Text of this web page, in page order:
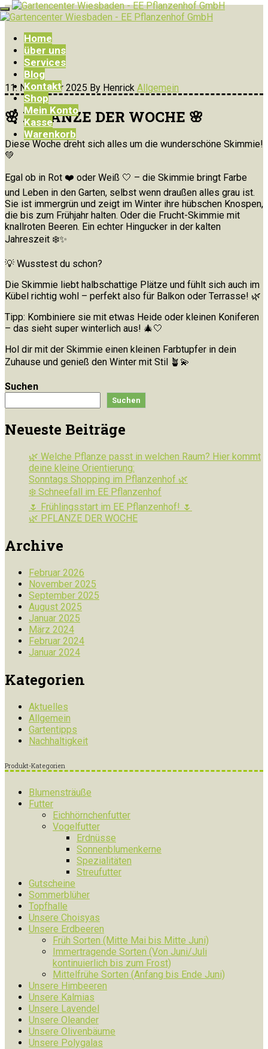
Home
über uns
Services
Blog
Kontakt
Shop
Mein Konto
Kasse
Warenkorb
11. November 2025 By Henrick Allgemein
🌸 PFLANZE DER WOCHE 🌸
Diese Woche dreht sich alles um die wunderschöne Skimmie!
💚
Egal ob in Rot ❤️ oder Weiß 🤍 – die Skimmie bringt Farbe
und Leben in den Garten, selbst wenn draußen alles grau ist.
Sie ist immergrün und zeigt im Winter ihre hübschen Knospen,
die bis zum Frühjahr halten. Oder die Frucht-Skimmie mit
knallroten Beeren. Ein echter Hingucker in der kalten
Jahreszeit ❄️✨
💡 Wusstest du schon?
Die Skimmie liebt halbschattige Plätze und fühlt sich auch im
Kübel richtig wohl – perfekt also für Balkon oder Terrasse! 🌿
Tipp: Kombiniere sie mit etwas Heide oder kleinen Koniferen
– das sieht super winterlich aus! 🎄🤍
Hol dir mit der Skimmie einen kleinen Farbtupfer in dein
Zuhause und genieß den Winter mit Stil 🪴💫
Suchen
Suchen
Neueste Beiträge
🌿 Welche Pflanze passt in welchen Raum? Hier kommt
deine kleine Orientierung:
Sonntags Shopping im Pflanzenhof 🌿
❄️ Schneefall im EE Pflanzenhof
🌷 Frühlingsstart im EE Pflanzenhof! 🌷
🌿 PFLANZE DER WOCHE
Archive
Februar 2026
November 2025
September 2025
August 2025
Januar 2025
März 2024
Februar 2024
Januar 2024
Kategorien
Aktuelles
Allgemein
Gartentipps
Nachhaltigkeit
Produkt-Kategorien
Blumensträuße
Futter
Eichhörnchenfutter
Vogelfutter
Erdnüsse
Sonnenblumenkerne
Spezialitäten
Streufutter
Gutscheine
Sommerblüher
Topfhalle
Unsere Choisyas
Unsere Erdbeeren
Früh Sorten (Mitte Mai bis Mitte Juni)
Immertragende Sorten (Von Juni/Juli
kontinuierlich bis zum Frost)
Mittelfrühe Sorten (Anfang bis Ende Juni)
Unsere Himbeeren
Unsere Kalmias
Unsere Lavendel
Unsere Oleander
Unsere Olivenbäume
Unsere Polygalas